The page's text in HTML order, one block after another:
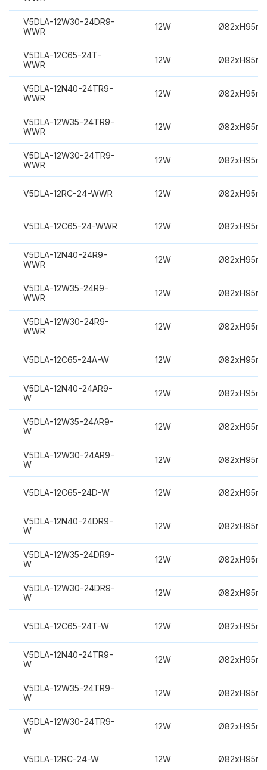
V5DLA-12W30-24DR9-
WWR
12W
V5DLA-12C65-24T-
WWR
12W
V5DLA-12N40-24TR9-
WWR
12W
V5DLA-12W35-24TR9-
WWR
12W
V5DLA-12W30-24TR9-
WWR
12W
V5DLA-12RC-24-WWR 12W
V5DLA-12C65-24-WWR 12W
V5DLA-12N40-24R9-
WWR
12W
V5DLA-12W35-24R9-
WWR
12W
V5DLA-12W30-24R9-
WWR
12W
V5DLA-12C65-24A-W 12W
V5DLA-12N40-24AR9-
W
12W
V5DLA-12W35-24AR9-
W
12W
V5DLA-12W30-24AR9-
W
12W
V5DLA-12C65-24D-W 12W
V5DLA-12N40-24DR9-
W
12W
V5DLA-12W35-24DR9-
W
12W
V5DLA-12W30-24DR9-
W
12W
V5DLA-12C65-24T-W 12W
V5DLA-12N40-24TR9-
W
12W
V5DLA-12W35-24TR9-
W
12W
V5DLA-12W30-24TR9-
W
12W
V5DLA-12RC-24-W 12W